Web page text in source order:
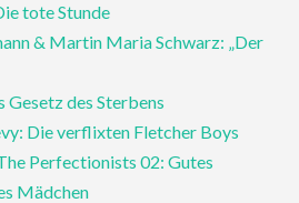
tote Stunde
& Martin Maria Schwarz: „Der
Gesetz des Sterbens
Die verflixten Fletcher Boys
Perfectionists 02: Gutes
Mädchen